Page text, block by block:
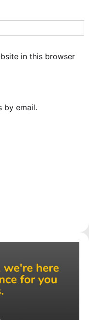
in this browser
by email.